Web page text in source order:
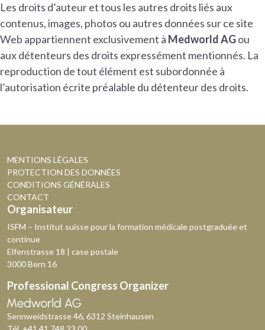
Les droits d’auteur et tous les autres droits liés aux
contenus, images, photos ou autres données sur ce site
Web appartiennent exclusivement à Medworld AGou
aux détenteurs des droits expressément mentionnés. La
reproduction de tout élément est subordonnée à
l’autorisation écrite préalable du détenteur des droits.
MENTIONS LÉGALES
PROTECTION DES DONNÉES
CONDITIONS GÉNÉRALES
CONTACT
Organisateur
ISFM – Institut suisse pour la formation médicale postgraduée et
continue
Elfenstrasse 18 | case postale
3000 Bern 16
Professional Congress Organizer
Sennweidstrasse 46, 6312 Steinhausen